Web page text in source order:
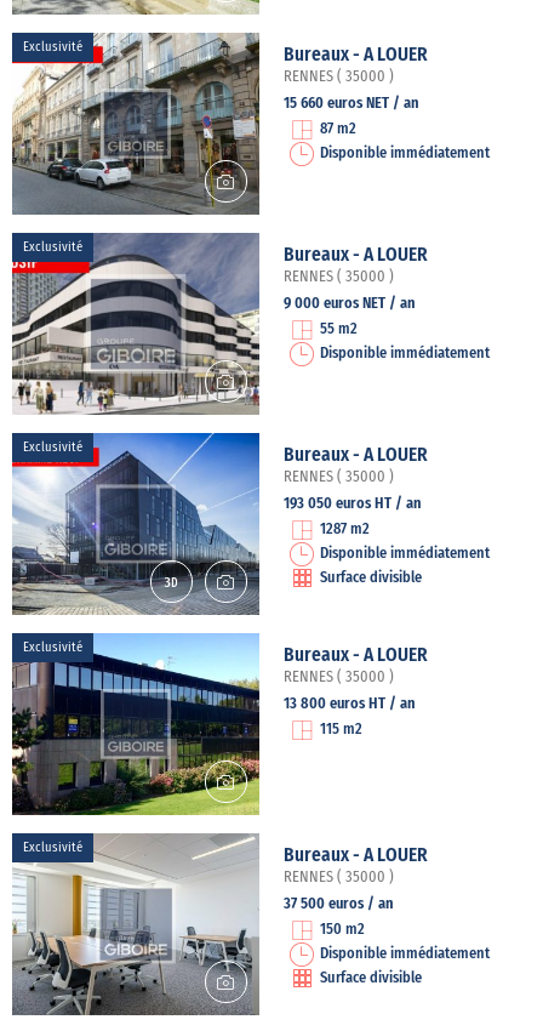
Exclusivité Bureaux - A LOUER
RENNES ( 35000 )
15 660 euros NET / an
87 m2
Disponible immédiatement
Exclusivité Bureaux - A LOUER
RENNES ( 35000 )
9 000 euros NET / an
55 m2
Disponible immédiatement
Exclusivité Bureaux - A LOUER
RENNES ( 35000 )
193 050 euros HT / an
1287 m2
Disponible immédiatement
Surface divisible
Exclusivité Bureaux - A LOUER
RENNES ( 35000 )
13 800 euros HT / an
115 m2
Exclusivité Bureaux - A LOUER
RENNES ( 35000 )
37 500 euros / an
150 m2
Disponible immédiatement
Surface divisible